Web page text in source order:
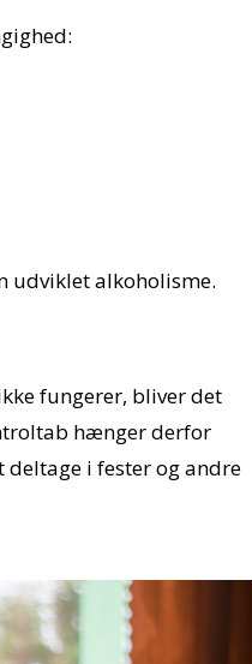
udviklet alkoholisme.
fungerer, bliver det
hænger derfor
i fester og andre